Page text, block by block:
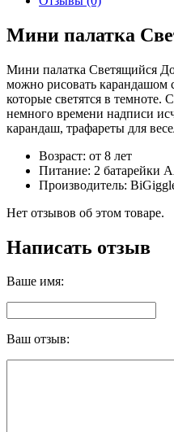
Мини палатка
Мини палатка Светящийся
можно рисовать карандашом
которые светятся в темноте.
немного времени надписи
карандаш, трафареты для
Возраст: от 8 лет
Питание: 2 батарейки
Производитель:
Нет отзывов об этом товаре.
Написать отзыв
Ваше имя:
Ваш отзыв: